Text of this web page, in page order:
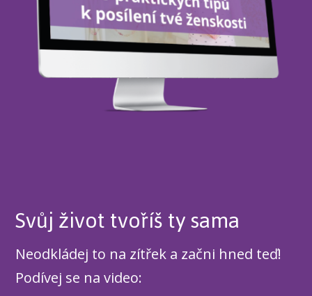
Svůj život tvoříš ty sama
Neodkládej to na zítřek a začni hned teď!
Podívej se na video: